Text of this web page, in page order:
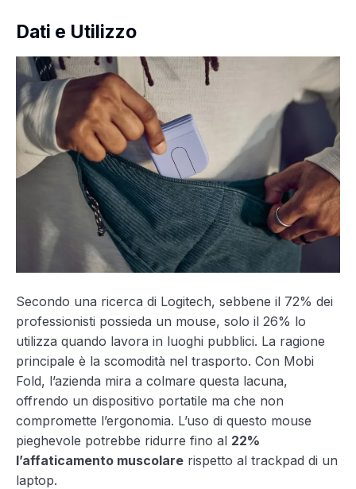
Dati e Utilizzo
Secondo una ricerca di Logitech, sebbene il 72% dei
professionisti possieda un mouse, solo il 26% lo
utilizza quando lavora in luoghi pubblici. La ragione
principale è la scomodità nel trasporto. Con Mobi
Fold, l’azienda mira a colmare questa lacuna,
offrendo un dispositivo portatile ma che non
compromette l’ergonomia. L’uso di questo mouse
pieghevole potrebbe ridurre fino al 22%
l’affaticamento muscolare rispetto al trackpad di un
laptop.